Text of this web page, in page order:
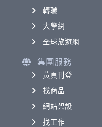
轉職
大學網
全球旅遊網
集團服務
黃頁刊登
找商品
網站架設
找工作